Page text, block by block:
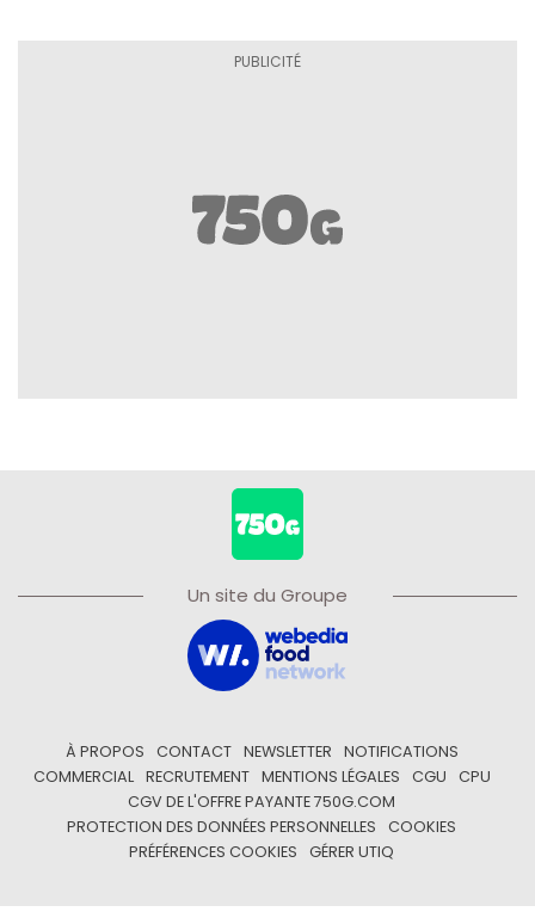
Un site du Groupe
À PROPOS CONTACT NEWSLETTER
NOTIFICATIONS
COMMERCIAL
RECRUTEMENT MENTIONS LÉGALES CGU
CPU
CGV DE L'OFFRE PAYANTE 750G.COM
PROTECTION DES DONNÉES PERSONNELLES
COOKIES
PRÉFÉRENCES COOKIES
GÉRER UTIQ